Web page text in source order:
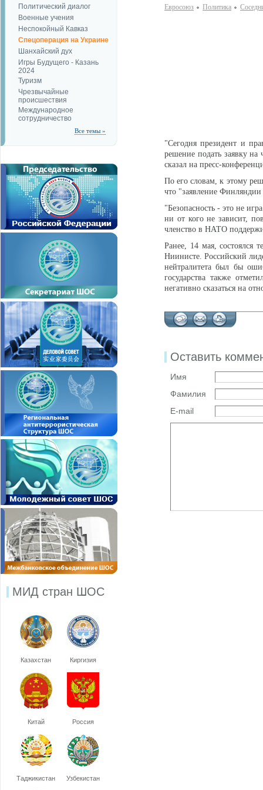
Политический диалог
Военные учения
Неспокойный Кавказ
Спецоперация на Украине
Шанхайский дух
Игры Будущего - Казань
2024
Туризм
Чрезвычайные
происшествия
Международное
сотрудничество
Все темы »
МИД стран ШОС
Казахстан Киргизия
Китай Россия
Таджикистан Узбекистан
Евросоюз Политика
"Сегодня президент и
решение подать заявку
сказал на пресс-
По его словам, к этому
что "заявление
"Безопасность - это не
ни от кого не зависит,
членство в НАТО
Ранее, 14 мая, состоялся
Ниинисте. Российский
нейтралитета был бы
государства также
негативно сказаться на
Оставить
Имя
Фамилия
E-mail